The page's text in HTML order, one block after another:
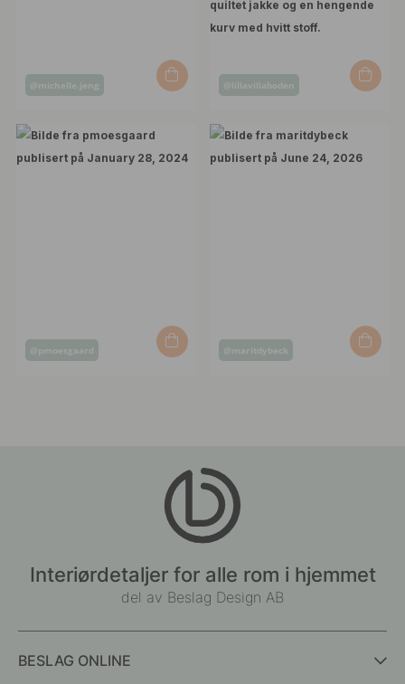
Innlegg
av
@michelle.jeng
Innlegg
av
@lillavillaboden
Innlegg
@pmoesgaard
Innlegg
@maritdybeck
Interiørdetaljer for alle rom i hjemmet
del av Beslag Design AB
BESLAG ONLINE